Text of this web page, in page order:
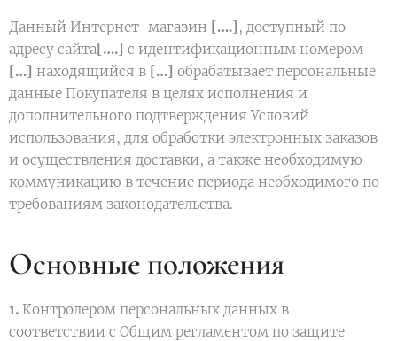
Данный Интернет-магазин [….] , доступный по
адресу сайта[….] с идентификационным номером
[…] находящийся в […] обрабатывает персональные
данные Покупателя в целях исполнения и
дополнительного подтверждения Условий
использования, для обработки электронных заказов
и осуществления доставки, а также необходимую
коммуникацию в течение периода необходимого по
требованиям законодательства.
Основные положения
1. Контролером персональных данных в
соответствии с Общим регламентом по защите